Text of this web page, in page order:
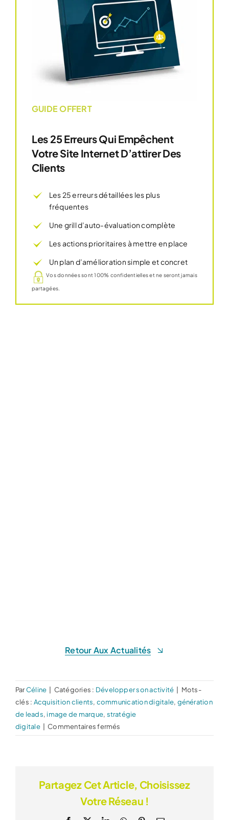
GUIDE OFFERT
Les 25 Erreurs Qui Empêchent
Votre Site Internet D’attirer Des
Clients
Les 25 erreurs détaillées les plus
fréquentes
Une grill d’auto-évaluation complète
Les actions prioritaires à mettre en place
Un plan d’amélioration simple et concret
Vos données sont 100% confidentielles et ne seront jamais
partagées.
Retour Aux Actualités
ParCéline Catégories : Développer son activité
Mots-
clés : Acquisition clients, communication digitale, génération
de leads, image de marque, stratégie
digitale
Commentaires fermés
Pourquoi
des
clients
Partagez Cet Article, Choisissez
Votre Réseau !